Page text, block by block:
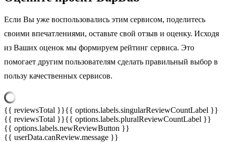
Если Вы уже воспользовались этим сервисом, поделитесь
своими впечатлениями, оставьте свой отзыв и оценку. Исходя
из Ваших оценок мы формируем рейтинг сервиса. Это
помогает другим пользователям сделать правильный выбор в
пользу качественных сервисов.
{{ reviewsTotal }}{{ options.labels.singularReviewCountLabel }}
{{ reviewsTotal }}{{ options.labels.pluralReviewCountLabel }}
{{ options.labels.newReviewButton }}
{{ userData.canReview.message }}